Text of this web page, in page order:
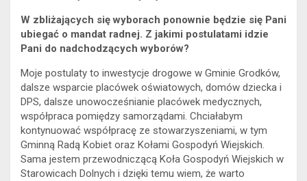
W zbliżających się wyborach ponownie będzie się Pani
ubiegać o mandat radnej. Z jakimi postulatami idzie
Pani do nadchodzących wyborów?
Moje postulaty to inwestycje drogowe w Gminie Grodków,
dalsze wsparcie placówek oświatowych, domów dziecka i
DPS, dalsze unowocześnianie placówek medycznych,
współpraca pomiędzy samorządami. Chciałabym
kontynuować współpracę ze stowarzyszeniami, w tym
Gminną Radą Kobiet oraz Kołami Gospodyń Wiejskich.
Sama jestem przewodniczącą Koła Gospodyń Wiejskich w
Starowicach Dolnych i dzięki temu wiem, że warto